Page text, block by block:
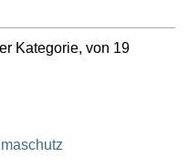
Kategorie, von 19